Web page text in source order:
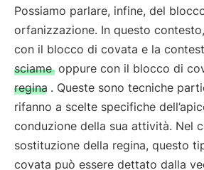
Possiamo parlare, infine, del
orfanizzazione. In questo
con il blocco di covata e la
sciame oppure con il blocco di
regina . Queste sono tecniche
rifanno a scelte specifiche
conduzione della sua attività. Nel
sostituzione della regina, questo
covata può essere dettato dalla